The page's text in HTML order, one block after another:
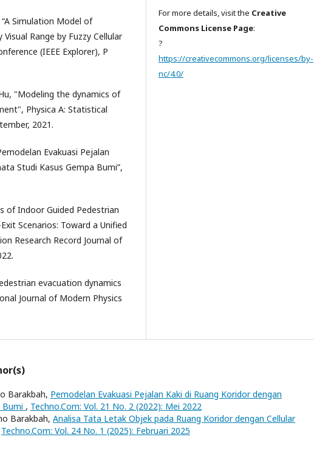
“A Simulation Model of
Range by Fuzzy Cellular
(IEEE Explorer), P
"Modeling the dynamics of
Physica A: Statistical
2021.
Evakuasi Pejalan
Studi Kasus Gempa Bumi”,
of Indoor Guided Pedestrian
Scenarios: Toward a Unified
Research Record Journal of
evacuation dynamics
Journal of Modern Physics
For more details, visit the Creative
Commons License Page:
?
https://creativecommons.org/licenses/by-
nc/4.0/
Barakbah, Pemodelan Evakuasi Pejalan Kaki di Ruang Koridor dengan
Bumi , Techno.Com: Vol. 21 No. 2 (2022): Mei 2022
Barakbah, Analisa Tata Letak Objek pada Ruang Koridor dengan Cellular
Techno.Com: Vol. 24 No. 1 (2025): Februari 2025